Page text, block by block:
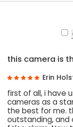
this camera is
Erin
first of all, i have
cameras as a
the best for me.
outstanding, and